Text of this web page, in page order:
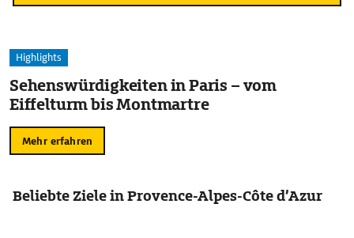
Highlights
Sehenswürdigkeiten in Paris – vom
Eiffelturm bis Montmartre
Mehr erfahren
Beliebte Ziele in Provence-Alpes-Côte d’Azur